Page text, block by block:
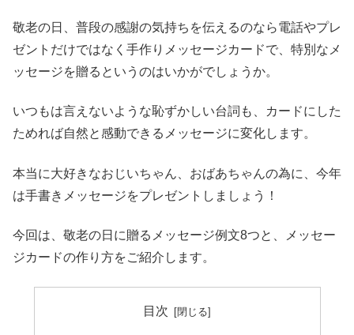
敬老の日、普段の感謝の気持ちを伝えるのなら電話やプレ
ゼントだけではなく手作りメッセージカードで、特別なメ
ッセージを贈るというのはいかがでしょうか。
いつもは言えないような恥ずかしい台詞も、カードにした
ためれば自然と感動できるメッセージに変化します。
本当に大好きなおじいちゃん、おばあちゃんの為に、今年
は手書きメッセージをプレゼントしましょう！
今回は、敬老の日に贈るメッセージ例文8つと、メッセー
ジカードの作り方をご紹介します。
目次